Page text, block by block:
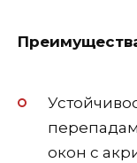
окон с